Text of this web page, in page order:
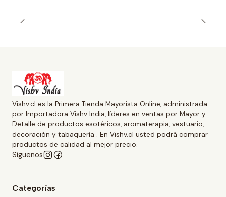
Vishv.cl es la Primera Tienda Mayorista Online, administrada
por Importadora Vishv India, líderes en ventas por Mayor y
Detalle de productos esotéricos, aromaterapia, vestuario,
decoración y tabaquería . En Vishv.cl usted podrá comprar
productos de calidad al mejor precio.
Síguenos
Categorías